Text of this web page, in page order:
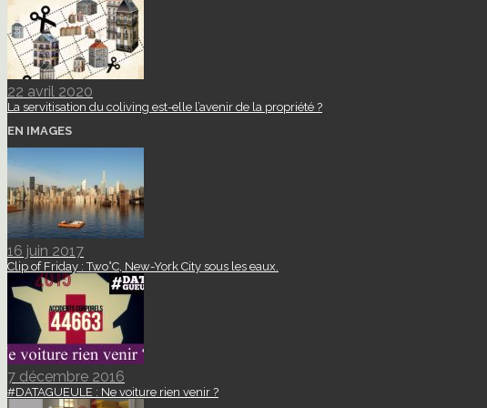
22 avril 2020
La servitisation du coliving est-elle l’avenir de la propriété ?
EN IMAGES
16 juin 2017
Clip of Friday : Two°C, New-York City sous les eaux.
7 décembre 2016
#DATAGUEULE : Ne voiture rien venir ?